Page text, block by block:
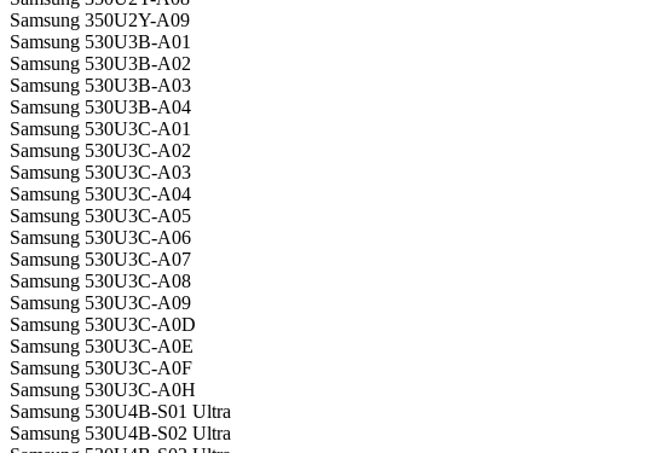
Samsung 350U2Y-A09
Samsung 530U3B-A01
Samsung 530U3B-A02
Samsung 530U3B-A03
Samsung 530U3B-A04
Samsung 530U3C-A01
Samsung 530U3C-A02
Samsung 530U3C-A03
Samsung 530U3C-A04
Samsung 530U3C-A05
Samsung 530U3C-A06
Samsung 530U3C-A07
Samsung 530U3C-A08
Samsung 530U3C-A09
Samsung 530U3C-A0D
Samsung 530U3C-A0E
Samsung 530U3C-A0F
Samsung 530U3C-A0H
Samsung 530U4B-S01 Ultra
Samsung 530U4B-S02 Ultra